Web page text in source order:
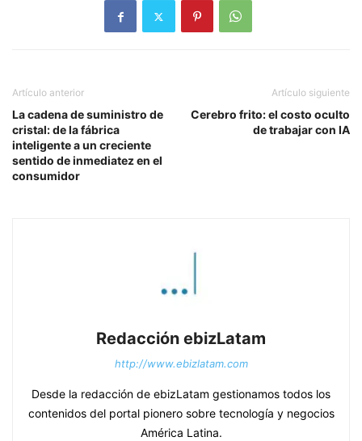
Artículo anterior
La cadena de suministro de
cristal: de la fábrica
inteligente a un creciente
sentido de inmediatez en el
consumidor
Artículo siguiente
Cerebro frito: el costo oculto
de trabajar con IA
Redacción ebizLatam
http://www.ebizlatam.com
Desde la redacción de ebizLatam gestionamos todos los
contenidos del portal pionero sobre tecnología y negocios
América Latina.